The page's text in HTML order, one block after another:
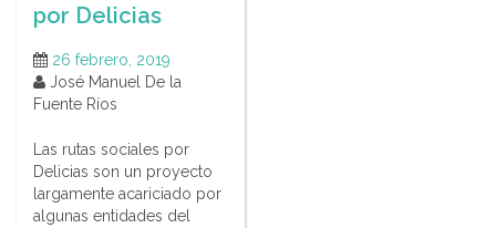
por Delicias
26 febrero, 2019
José Manuel De la
Fuente Ríos
Las rutas sociales por
Delicias son un proyecto
largamente acariciado por
algunas entidades del